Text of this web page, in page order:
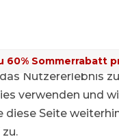
60% Sommerrabatt
Nutzererlebnis
verwenden und
diese Seite